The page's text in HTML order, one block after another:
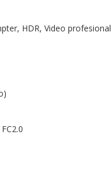
HDR, Video profesional